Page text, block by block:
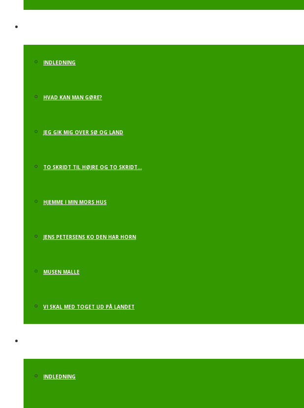
INDLEDNING
HVAD KAN MAN GØRE?
JEG GIK MIG OVER SØ OG LAND
TO SKRIDT TIL HØJRE OG TO SKRIDT…
HJEMME I MIN MORS HUS
JENS PETERSENS KO DEN HAR HORN
MUSEN MALLE
VI SKAL MED TOGET UD PÅ LANDET
INDLEDNING